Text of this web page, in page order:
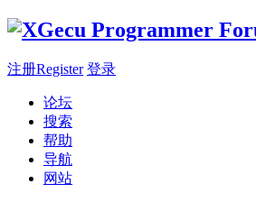
注册Register 登录
论坛
搜索
帮助
导航
网站